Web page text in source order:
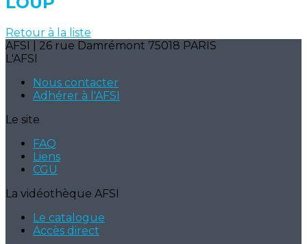
Retour à la liste
AFSI | 26 rue Damrémont 75018 PARIS
L'AFSI
Nous contacter
Adhérer à l'AFSI
Le site
FAQ
Liens
CGU
La vidéothèque AFSI
Le catalogue
Accès direct